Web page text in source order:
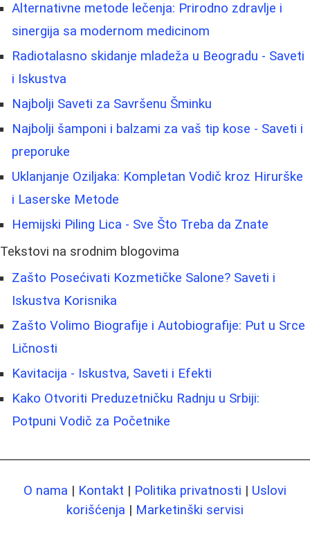
Alternativne metode lečenja: Prirodno zdravlje i
sinergija sa modernom medicinom
Radiotalasno skidanje mladeža u Beogradu - Saveti
i Iskustva
Najbolji Saveti za Savršenu Šminku
Najbolji šamponi i balzami za vaš tip kose - Saveti i
preporuke
Uklanjanje Oziljaka: Kompletan Vodič kroz Hirurške
i Laserske Metode
Hemijski Piling Lica - Sve Što Treba da Znate
Tekstovi na srodnim blogovima
Zašto Posećivati Kozmetičke Salone? Saveti i
Iskustva Korisnika
Zašto Volimo Biografije i Autobiografije: Put u Srce
Ličnosti
Kavitacija - Iskustva, Saveti i Efekti
Kako Otvoriti Preduzetničku Radnju u Srbiji:
Potpuni Vodič za Početnike
O nama | Kontakt | Politika privatnosti | Uslovi
korišćenja | Marketinški servisi